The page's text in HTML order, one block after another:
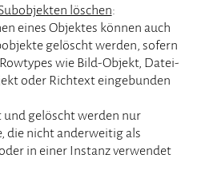
löschen:
eines Objektes können auch
gelöscht werden, sofern
wie Bild-Objekt, Datei-
oder Richtext eingebunden
gelöscht werden nur
die nicht anderweitig als
in einer Instanz verwendet